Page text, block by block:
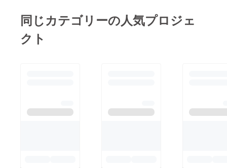
同じカテゴリーの人気プロジェ
クト